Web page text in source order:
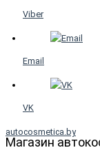
Viber
Email
VK
autocosmetica.by
Магазин